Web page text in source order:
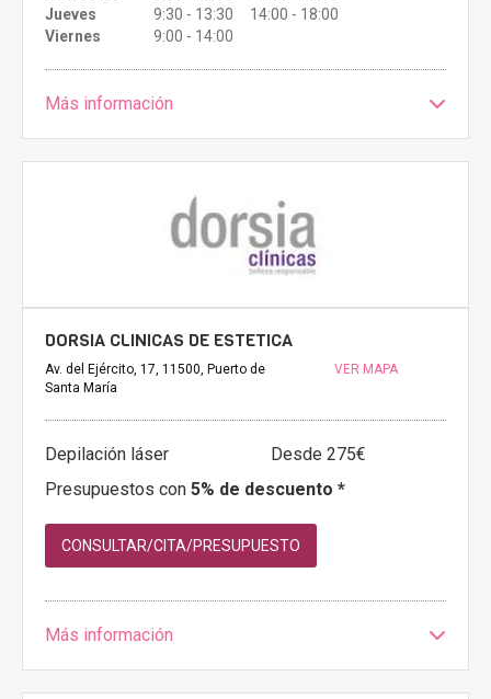
Jueves
9:30 - 13:30 14:00 - 18:00
Viernes
9:00 - 14:00
Más información
DORSIA CLINICAS DE ESTETICA
Av. del Ejército, 17, 11500, Puerto de
Santa María
VER MAPA
Depilación láser
Desde 275€
Presupuestos con 5% de descuento *
CONSULTAR/CITA/PRESUPUESTO
Más información